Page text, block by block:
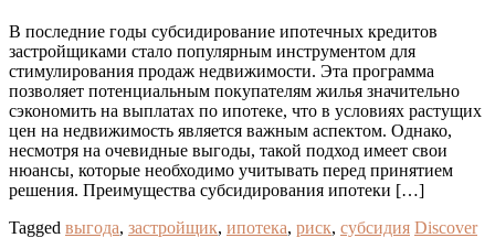
В последние годы субсидирование ипотечных кредитов
застройщиками стало популярным инструментом для
стимулирования продаж недвижимости. Эта программа
позволяет потенциальным покупателям жилья значительно
сэкономить на выплатах по ипотеке, что в условиях растущих
цен на недвижимость является важным аспектом. Однако,
несмотря на очевидные выгоды, такой подход имеет свои
нюансы, которые необходимо учитывать перед принятием
решения. Преимущества субсидирования ипотеки […]
Tagged выгода, застройщик, ипотека, риск, субсидия Discover